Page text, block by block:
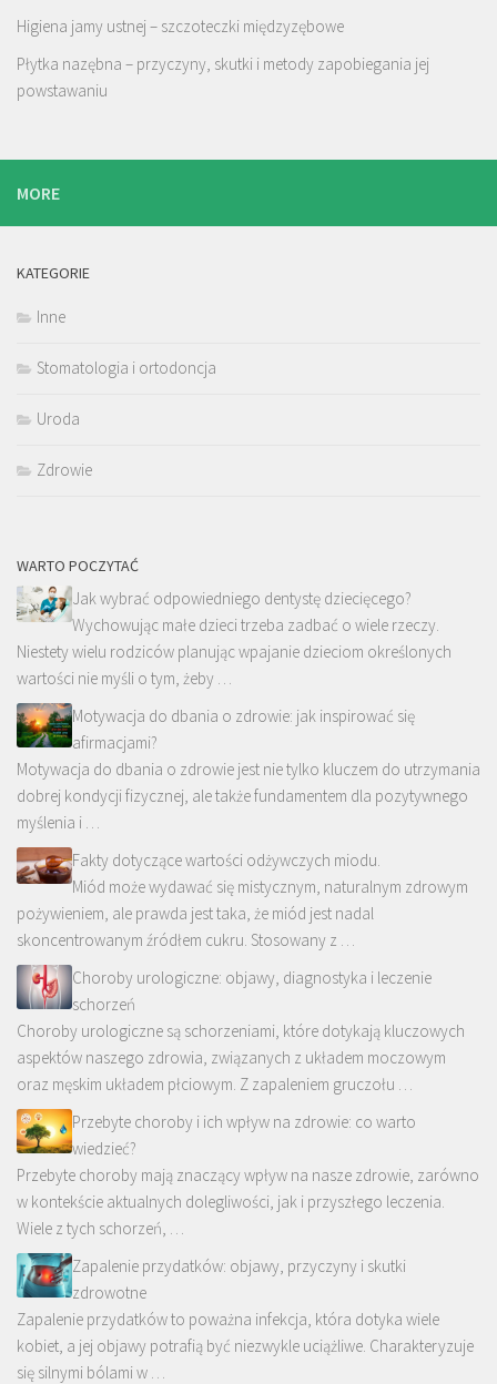
Higiena jamy ustnej – szczoteczki międzyzębowe
Płytka nazębna – przyczyny, skutki i metody zapobiegania jej
powstawaniu
MORE
KATEGORIE
Inne
Stomatologia i ortodoncja
Uroda
Zdrowie
WARTO POCZYTAĆ
Jak wybrać odpowiedniego dentystę dziecięcego?
Wychowując małe dzieci trzeba zadbać o wiele rzeczy.
Niestety wielu rodziców planując wpajanie dzieciom określonych
wartości nie myśli o tym, żeby …
Motywacja do dbania o zdrowie: jak inspirować się
afirmacjami?
Motywacja do dbania o zdrowie jest nie tylko kluczem do utrzymania
dobrej kondycji fizycznej, ale także fundamentem dla pozytywnego
myślenia i …
Fakty dotyczące wartości odżywczych miodu.
Miód może wydawać się mistycznym, naturalnym zdrowym
pożywieniem, ale prawda jest taka, że miód jest nadal
skoncentrowanym źródłem cukru. Stosowany z …
Choroby urologiczne: objawy, diagnostyka i leczenie
schorzeń
Choroby urologiczne są schorzeniami, które dotykają kluczowych
aspektów naszego zdrowia, związanych z układem moczowym
oraz męskim układem płciowym. Z zapaleniem gruczołu …
Przebyte choroby i ich wpływ na zdrowie: co warto
wiedzieć?
Przebyte choroby mają znaczący wpływ na nasze zdrowie, zarówno
w kontekście aktualnych dolegliwości, jak i przyszłego leczenia.
Wiele z tych schorzeń, …
Zapalenie przydatków: objawy, przyczyny i skutki
zdrowotne
Zapalenie przydatków to poważna infekcja, która dotyka wiele
kobiet, a jej objawy potrafią być niezwykle uciążliwe. Charakteryzuje
się silnymi bólami w …